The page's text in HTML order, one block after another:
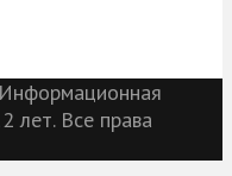
лет. Все права